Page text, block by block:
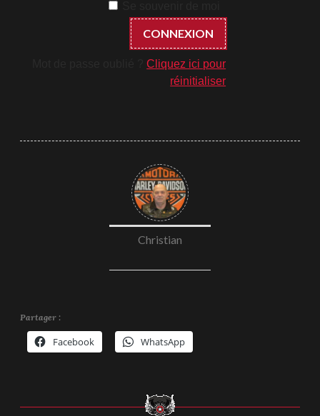
Mot de passe oublié ?Cliquez ici pour
réinitialiser
Christian
Partager :
Facebook WhatsApp